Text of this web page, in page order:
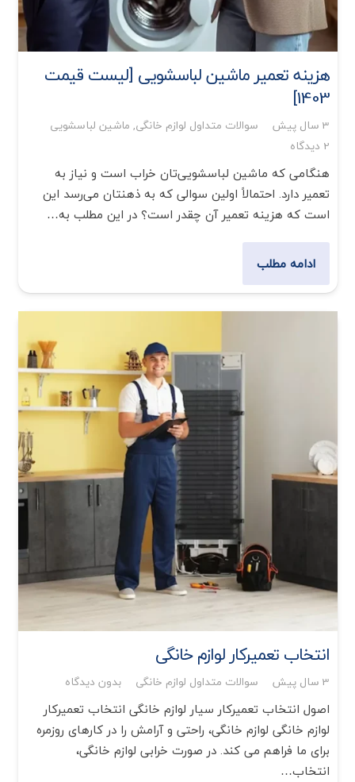
هزینه تعمیر ماشین لباسشویی [لیست قیمت
1403]
3 سال پیش سوالات متداول لوازم خانگی, ماشین لباسشویی
2 دیدگاه
هنگامی که ماشین لباسشویی‌تان خراب است و نیاز به
تعمیر دارد. احتمالاً اولین سوالی که به ذهنتان می‌رسد این
است که هزینه‌ تعمیر آن چقدر است؟ در این مطلب به…
ادامه مطلب
انتخاب تعمیرکار لوازم خانگی
3 سال پیش سوالات متداول لوازم خانگی بدون دیدگاه
اصول انتخاب تعمیرکار سیار لوازم خانگی انتخاب تعمیرکار
لوازم خانگی لوازم خانگی، راحتی و آرامش را در کارهای روزمره
برای ما فراهم می کند. در صورت خرابی لوازم خانگی،
انتخاب…